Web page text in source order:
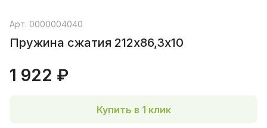
Арт. 0000004040
Пружина сжатия 212х86,3х10
1 922 ₽
Купить в 1 клик